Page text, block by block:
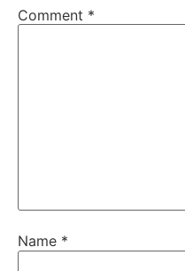
Comment *
Name *